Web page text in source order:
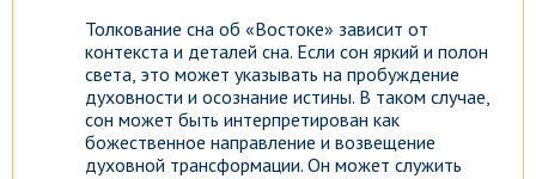
Толкование сна об «Востоке» зависит от
контекста и деталей сна. Если сон яркий и полон
света, это может указывать на пробуждение
духовности и осознание истины. В таком случае,
сон может быть интерпретирован как
божественное направление и возвещение
духовной трансформации. Он может служить